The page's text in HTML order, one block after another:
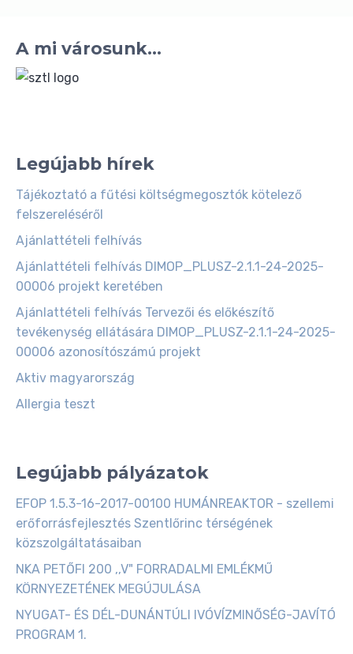
A mi városunk...
Legújabb hírek
Tájékoztató a fűtési költségmegosztók kötelező
felszereléséről
Ajánlattételi felhívás
Ajánlattételi felhívás DIMOP_PLUSZ-2.1.1-24-2025-
00006 projekt keretében
Ajánlattételi felhívás Tervezői és előkészítő
tevékenység ellátására DIMOP_PLUSZ-2.1.1-24-2025-
00006 azonosítószámú projekt
Aktiv magyarország
Allergia teszt
Legújabb pályázatok
EFOP 1.5.3-16-2017-00100 HUMÁNREAKTOR - szellemi
erőforrásfejlesztés Szentlőrinc térségének
közszolgáltatásaiban
NKA PETŐFI 200 ,,V" FORRADALMI EMLÉKMŰ
KÖRNYEZETÉNEK MEGÚJULÁSA
NYUGAT- ÉS DÉL-DUNÁNTÚLI IVÓVÍZMINŐSÉG-JAVÍTÓ
PROGRAM 1.